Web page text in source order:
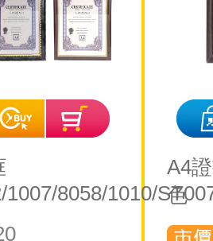
1007/8058/1010/
A4
色